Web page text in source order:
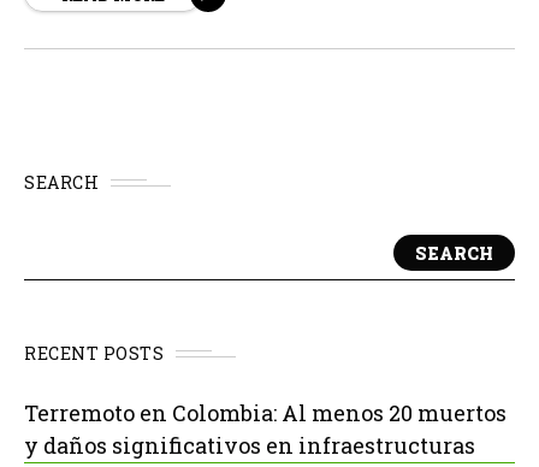
SEARCH
SEARCH
RECENT POSTS
Terremoto en Colombia: Al menos 20 muertos
y daños significativos en infraestructuras